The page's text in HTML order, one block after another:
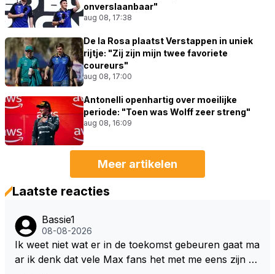
onverslaanbaar"
aug 08, 17:38
De la Rosa plaatst Verstappen in uniek
rijtje: "Zij zijn mijn twee favoriete
coureurs"
aug 08, 17:00
Antonelli openhartig over moeilijke
periode: "Toen was Wolff zeer streng"
aug 08, 16:09
Meer artikelen
Laatste reacties
Bassie1
08-08-2026
Ik weet niet wat er in de toekomst gebeuren gaat ma
ar ik denk dat vele Max fans het met me eens zijn da